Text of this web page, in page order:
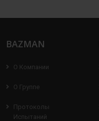
BAZMAN
О Компании
О Группе
Протоколы
Испытаний